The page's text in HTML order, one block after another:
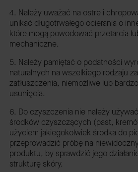
4. Należy uważać na ostre i
unikać długotrwałego ocierania o
które mogą powodować przetarcia
mechaniczne.
5. Należy pamiętać o podatności
naturalnych na wszelkiego rodzaju
zatłuszczenia, niemożliwe lub
usunięcia.
6. Do czyszczenia nie należy
środków czyszczących (past,
użyciem jakiegokolwiek środka do
przeprowadzić próbę na
produktu, by sprawdzić jego
strukturę skóry.